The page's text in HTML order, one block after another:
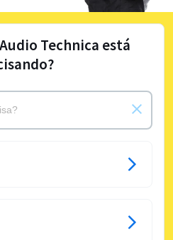
Technica está